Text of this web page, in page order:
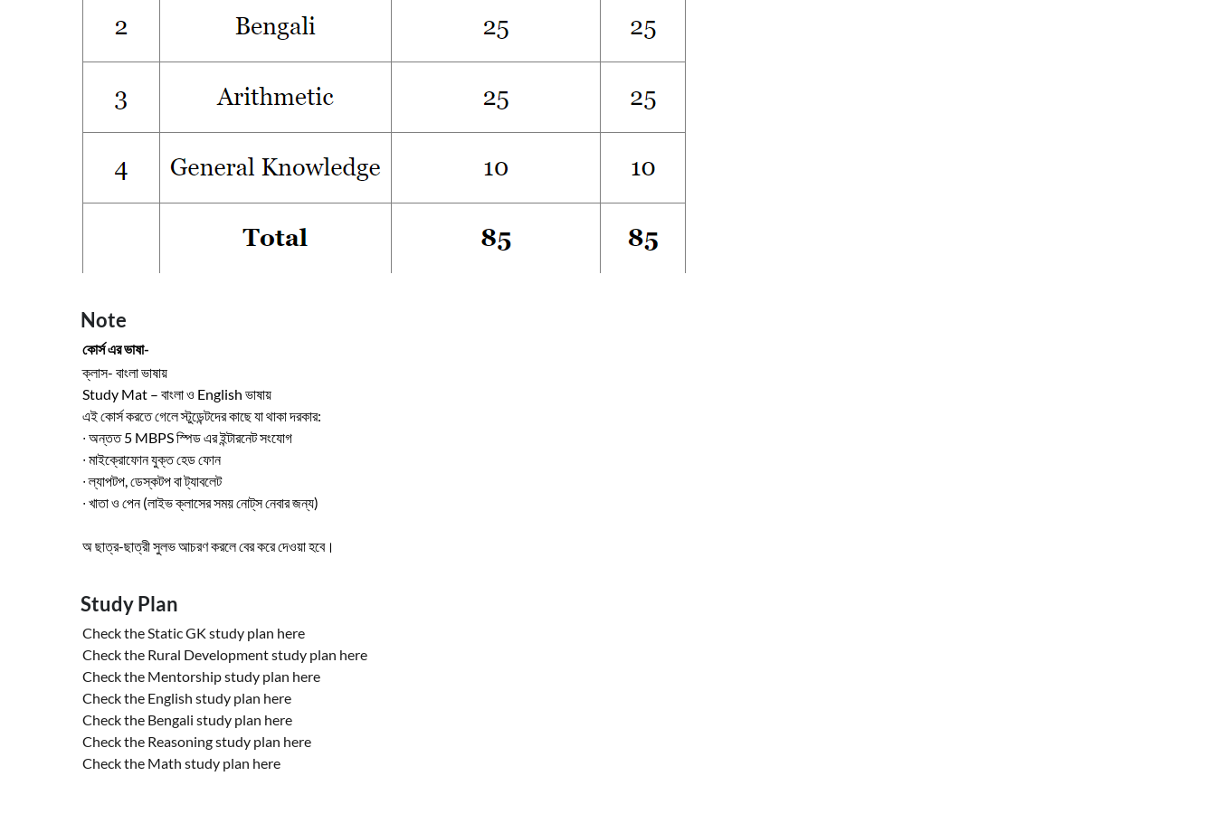
Note
কোর্সএরভাষা-
ক্লাস- বাংলাভাষায়
Study Mat – বাংলা ও English ভাষায়
এইকোর্সকরতেগেলেস্টুডেন্টদেরকাছেযাথাকাদরকার:
∙ অন্তত5 MBPSস্পিডএরইন্টারনেটসংযোগ
∙ মাইক্রোফোনযুক্তহেডফোন
∙ ল্যাপটপ,ডেস্কটপবাট্যাবলেট
∙ খাতাও পেন(লাইভক্লাসেরসময়নোট্সনেবারজন্য)
অ ছাত্র-ছাত্রী সুলভ আচরণ করলে বের করে দেওয়া হবে।
Study Plan
Check the Static GK study plan here
Check the Rural Development study plan here
Check the Mentorship study plan here
Check the English study plan here
Check the Bengali study plan here
Check the Reasoning study plan here
Check the Math study plan here